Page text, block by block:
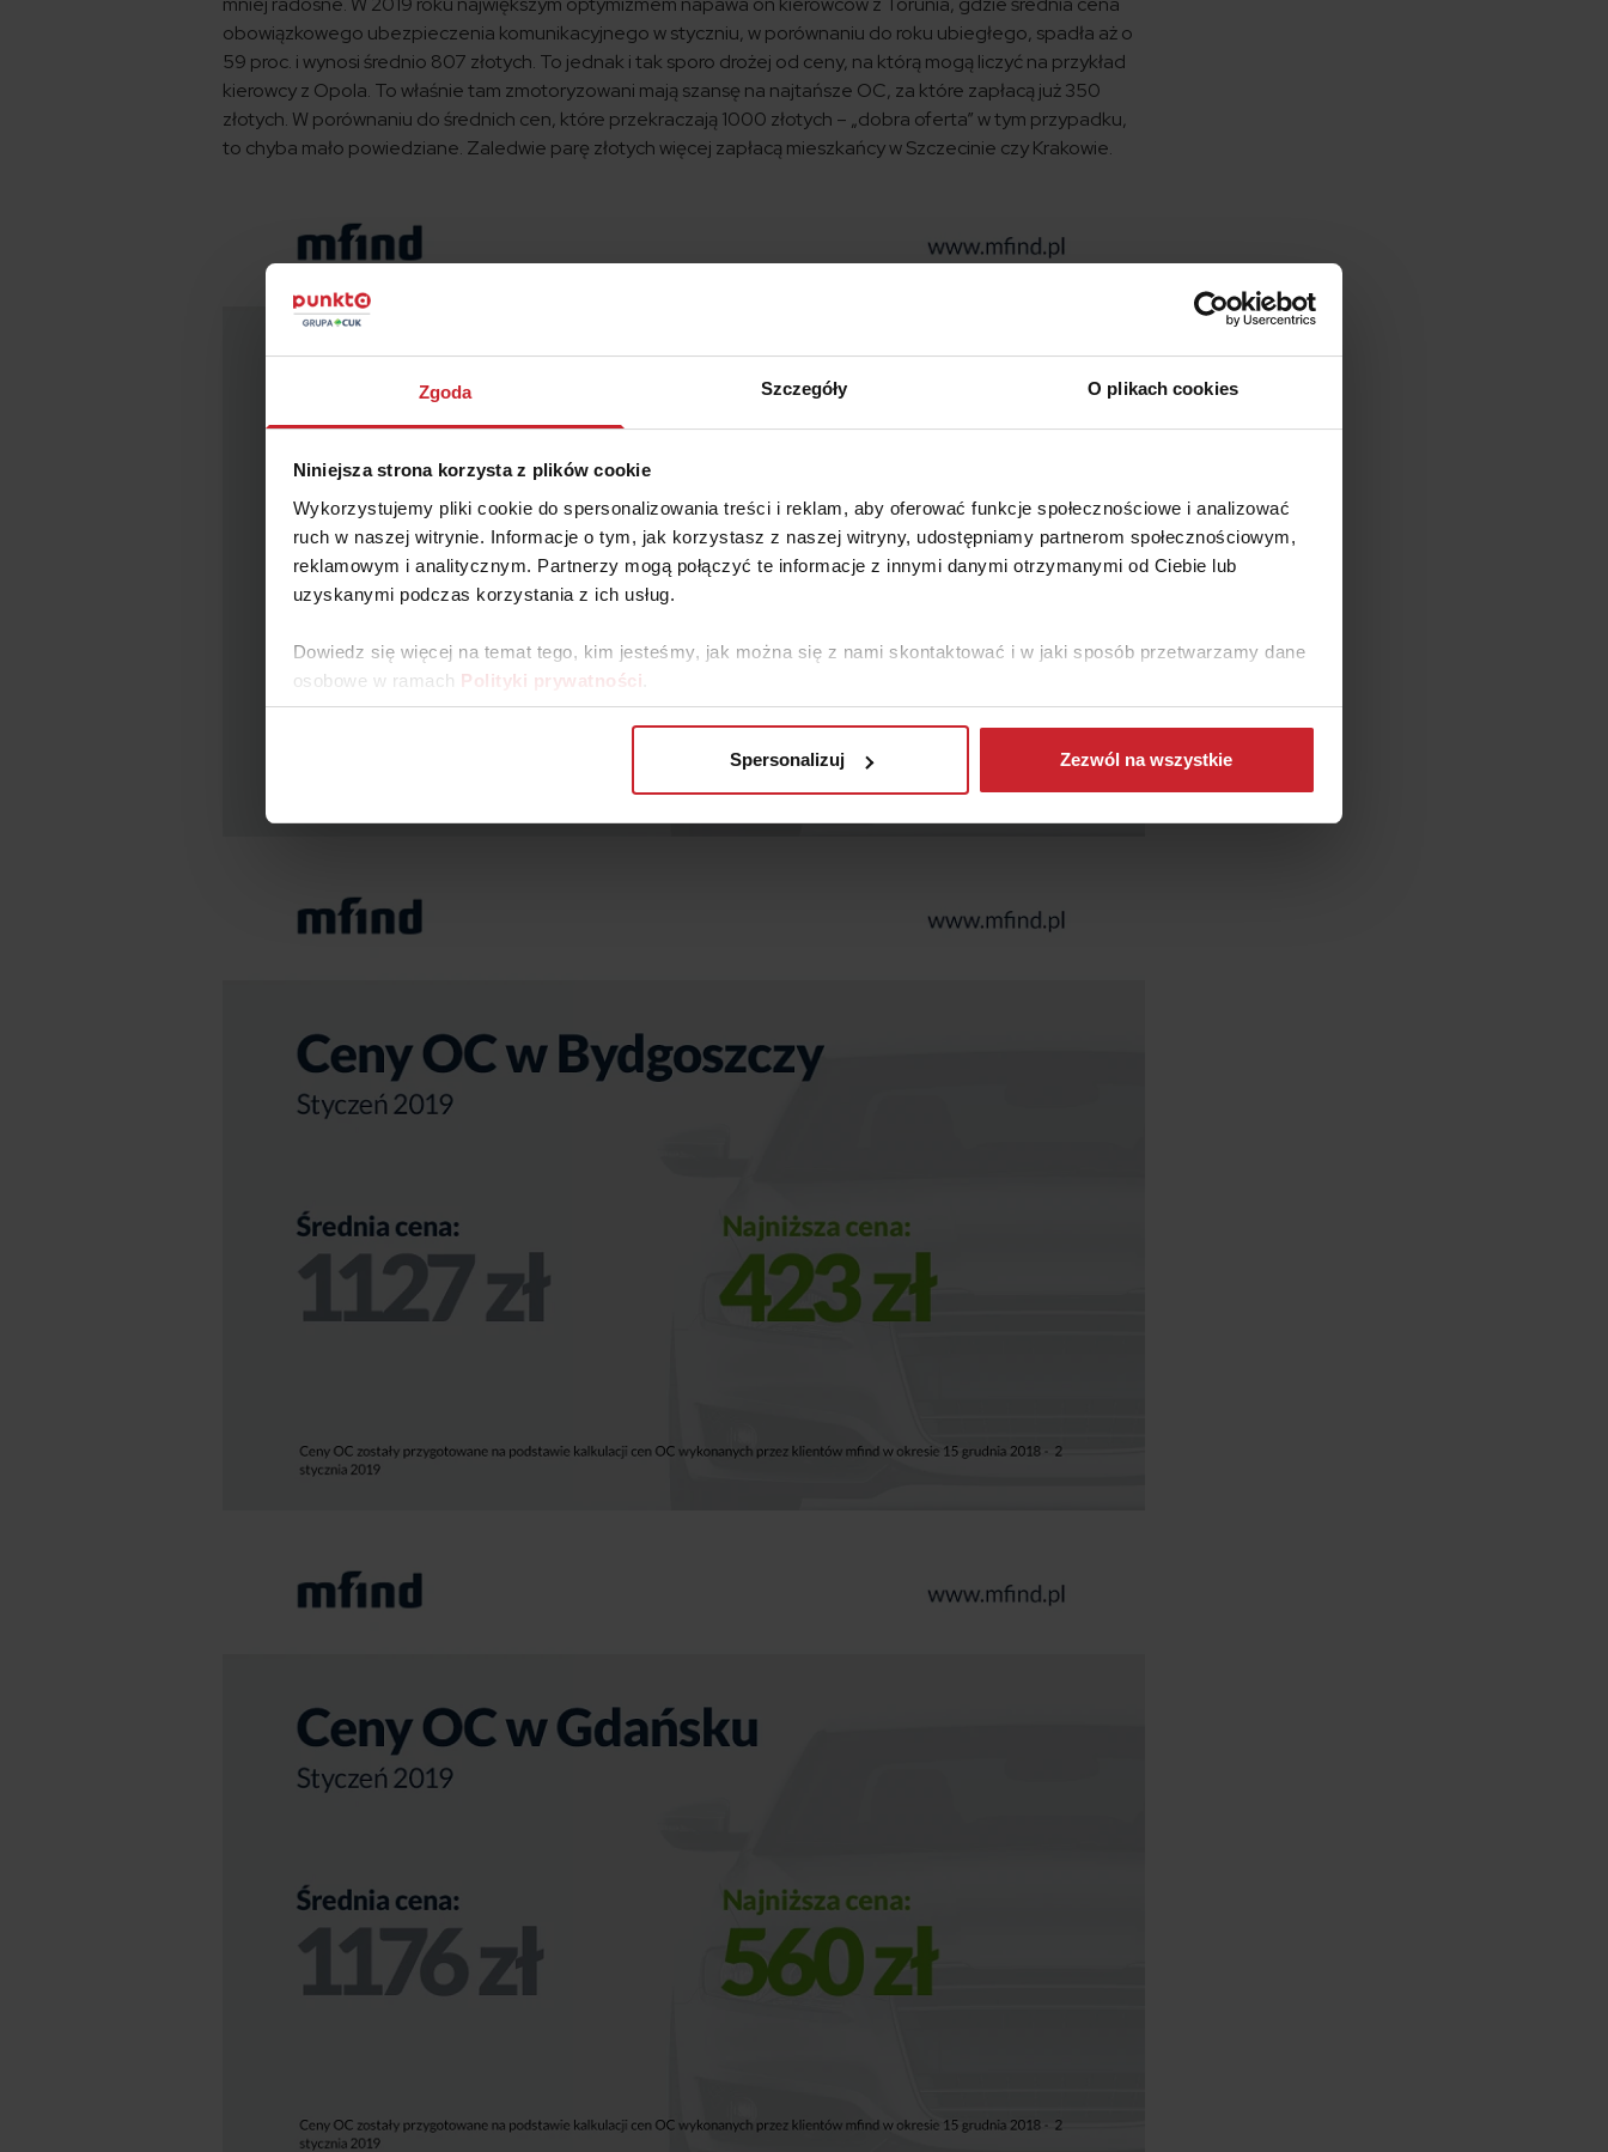
Zgoda Szczegóły O plikach cookies
Niniejsza strona korzysta z plików cookie
Wykorzystujemy pliki cookie do spersonalizowania treści i reklam, aby oferować funkcje społecznościowe i analizować
ruch w naszej witrynie. Informacje o tym, jak korzystasz z naszej witryny, udostępniamy partnerom społecznościowym,
reklamowym i analitycznym. Partnerzy mogą połączyć te informacje z innymi danymi otrzymanymi od Ciebie lub
uzyskanymi podczas korzystania z ich usług.
Dowiedz się więcej na temat tego, kim jesteśmy, jak można się z nami skontaktować i w jaki sposób przetwarzamy dane
osobowe w ramach Polityki prywatności
Spersonalizuj Zezwól na wszystkie
obowiązkowego ubezpieczenia komunikacyjnego w styczniu, w porównaniu do roku ubiegłego, spadła aż o
59 proc. i wynosi średnio 807 złotych. To jednak i tak sporo drożej od ceny, na którą mogą liczyć na przykład
kierowcy z Opola. To właśnie tam zmotoryzowani mają szansę na najtańsze OC, za które zapłacą już 350
złotych. W porównaniu do średnich cen, które przekraczają 1000 złotych – „dobra oferta” w tym przypadku,
to chyba mało powiedziane. Zaledwie parę złotych więcej zapłacą mieszkańcy w Szczecinie czy Krakowie.